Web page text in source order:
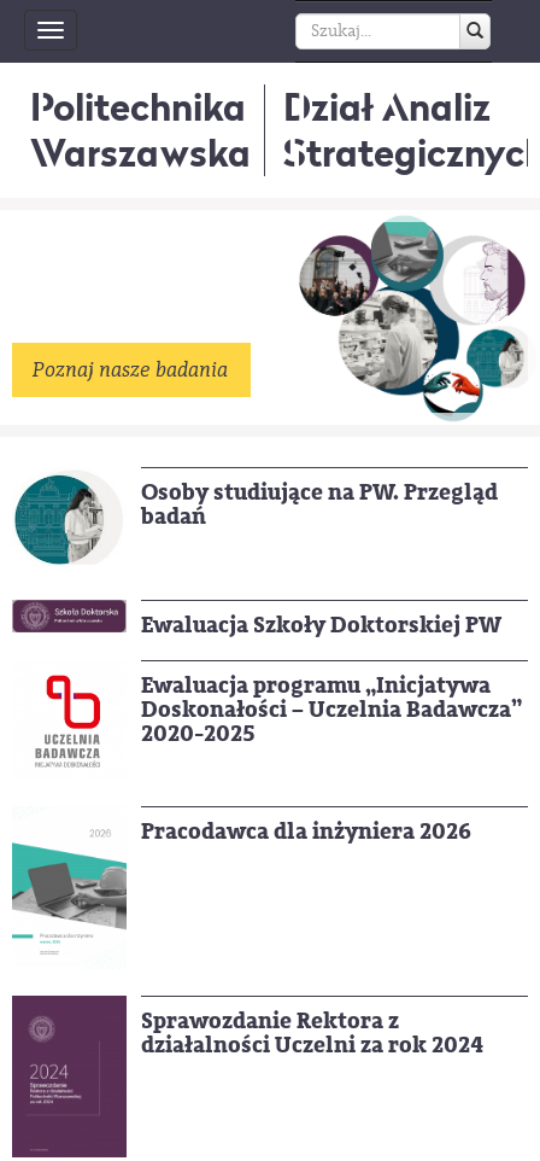
Toggle
navigation
Politechnika
Warszawska
Dział Analiz
Poznaj nasze badania
Osoby studiujące na PW. Przegląd
badań
Ewaluacja Szkoły Doktorskiej PW
Ewaluacja programu „Inicjatywa
Doskonałości – Uczelnia Badawcza”
2020-2025
Pracodawca dla inżyniera 2026
Sprawozdanie Rektora z
działalności Uczelni za rok 2024